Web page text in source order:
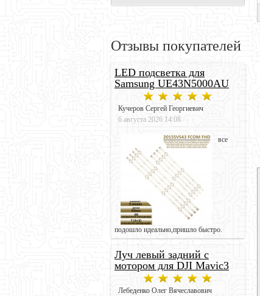
Отзывы покупателей
LED подсветка для
Samsung UE43N5000AU
Кучеров Сергей Георгиевич
6 августа 2026 14:08
все
подошло идеально,пришло быстро.
Луч левый задний с
мотором для DJI Mavic3
Лебеденко Олег Вячеславович